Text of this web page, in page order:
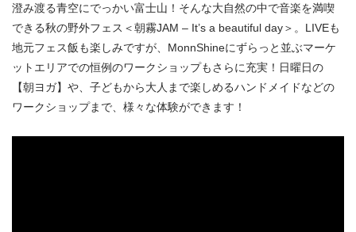
澄み渡る青空にでっかい富士山！そんな大自然の中で音楽を満喫
できる秋の野外フェス＜朝霧JAM – It’s a beautiful day＞。LIVEも
地元フェス飯も楽しみですが、MonnShineにずらっと並ぶマーケ
ットエリアでの恒例のワークショップもさらに充実！日曜日の
【朝ヨガ】や、子どもから大人まで楽しめるハンドメイドなどの
ワークショップまで、様々な体験ができます！